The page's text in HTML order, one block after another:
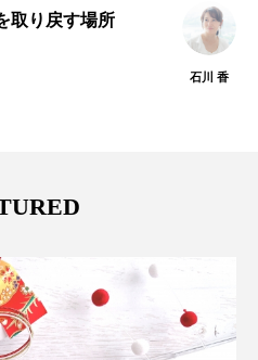
取り戻す場所
石川 香